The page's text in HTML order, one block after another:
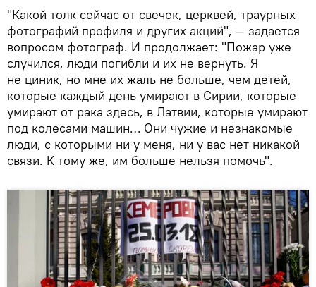
"Какой толк сейчас от свечек, церквей, траурных
фотографий профиля и других акций", — задается
вопросом фотограф. И продолжает: "Пожар уже
случился, люди погибли и их не вернуть. Я
не циник, но мне их жаль не больше, чем детей,
которые каждый день умирают в Сирии, которые
умирают от рака здесь, в Латвии, которые умирают
под колесами машин… Они чужие и незнакомые
люди, с которыми ни у меня, ни у вас нет никакой
связи. К тому же, им больше нельзя помочь".